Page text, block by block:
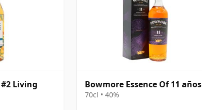
Living
Bowmore Essence Of 11 años
70cl • 40%